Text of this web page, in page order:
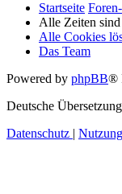
Startseite
Alle Zeiten sind
Alle Cookies
Das Team
Powered by phpBB®
Deutsche
Datenschutz |